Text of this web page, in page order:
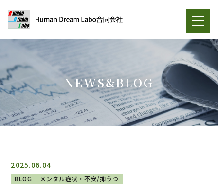
NEWS&BLOG
BLOG メンタル症状・不安/抑うつ
2025.06.04